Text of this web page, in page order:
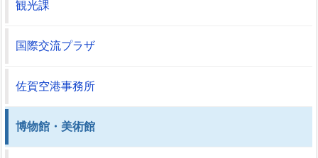
観光課
国際交流プラザ
佐賀空港事務所
博物館・美術館